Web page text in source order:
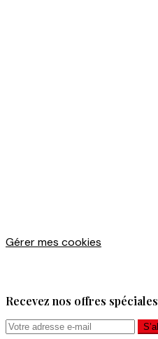
Gérer mes cookies
Recevez nos offres spéciales